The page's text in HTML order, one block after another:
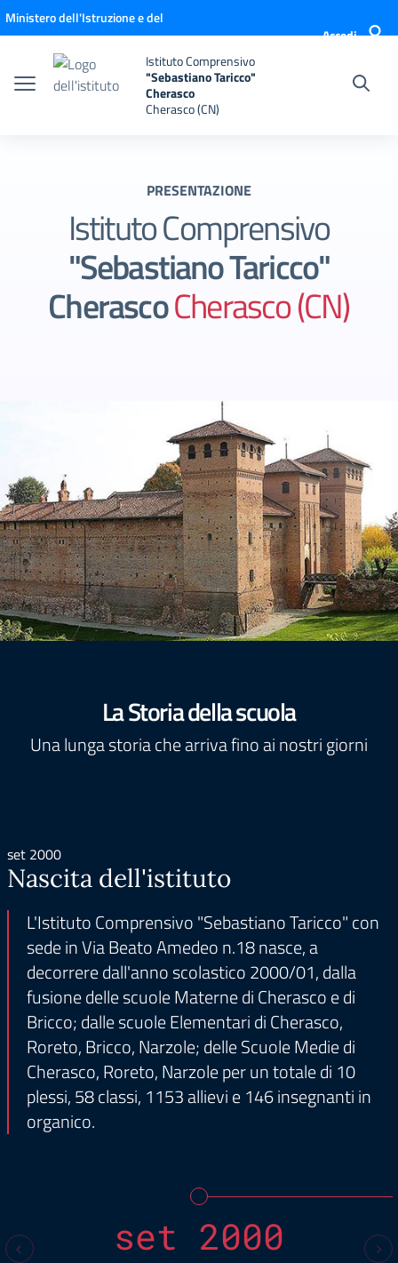
Vai ai contenuti
Vai al menu di navigazione
Vai al footer
Ministero dell'Istruzione e del
Accedi
Istituto Comprensivo
"Sebastiano Taricco"
Cherasco
Cherasco (CN)
PRESENTAZIONE
Istituto Comprensivo
"Sebastiano Taricco"
CherascoCherasco (CN)
La Storia della scuola
Una lunga storia che arriva fino ai nostri giorni
set 2000
Nascita dell'istituto
L'Istituto Comprensivo "Sebastiano Taricco" con
sede in Via Beato Amedeo n.18 nasce, a
decorrere dall'anno scolastico 2000/01, dalla
fusione delle scuole Materne di Cherasco e di
Bricco; dalle scuole Elementari di Cherasco,
Roreto, Bricco, Narzole; delle Scuole Medie di
Cherasco, Roreto, Narzole per un totale di 10
plessi, 58 classi, 1153 allievi e 146 insegnanti in
organico.
set 2000